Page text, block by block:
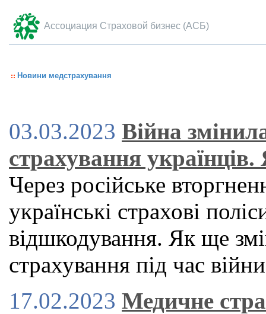
Ассоциация Страховой бизнес (АСБ)
Новини медстрахування
03.03.2023 Війна
страхування
Через російське
українські страхові
відшкодування. Як ще
страхування під час
17.02.2023 Медичне